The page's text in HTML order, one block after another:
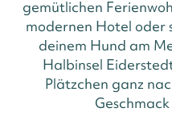
gemütlichen
modernen Hotel oder
deinem Hund am
Halbinsel
Plätzchen ganz